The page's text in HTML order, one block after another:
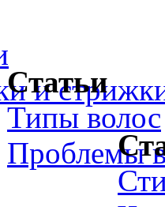
и
Статьи
Типы волос
Проблемы